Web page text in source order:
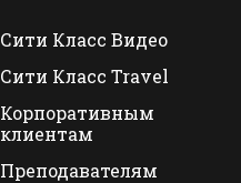
Сити Класс Видео
Сити Класс Travel
Корпоративным
клиентам
Преподавателям